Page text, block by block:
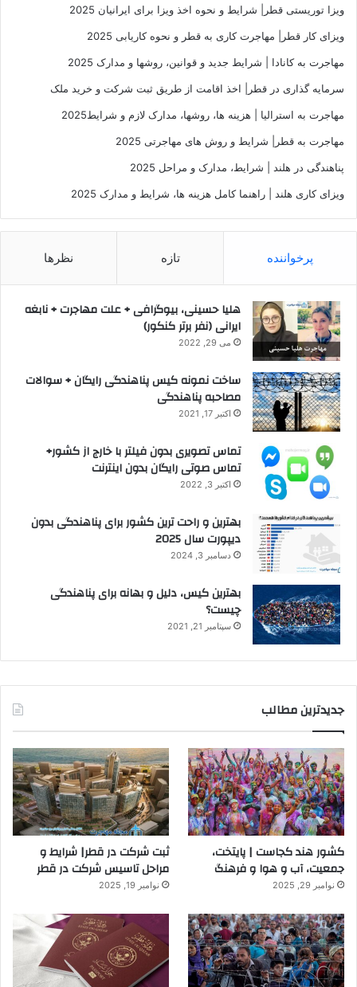
ویزا توریستی قطر| شرایط و نحوه اخذ ویزا برای ایرانیان 2025
ویزای کار قطر| مهاجرت کاری به قطر و نحوه کاریابی 2025
مهاجرت به کانادا | شرایط جدید و قوانین، روشها و مدارک 2025
سرمایه گذاری در قطر| اخذ اقامت از طریق ثبت شرکت و خرید ملک
مهاجرت به استرالیا | هزینه ها، روشها، مدارک لازم و شرایط2025
مهاجرت به قطر| شرایط و روش های مهاجرتی 2025
پناهندگی در هلند | شرایط، مدارک و مراحل 2025
ویزای کاری هلند | راهنما کامل هزینه ها، شرایط و مدارک 2025
پرخواننده تازه نظرها
هلیا حسینی، بیوگرافی + علت مهاجرت + نابغه
ایرانی (نفر برتر کنکور)
می 29, 2022
ساخت نمونه کیس پناهندگی رایگان + سوالات
مصاحبه پناهندگی
اکتبر 17, 2021
تماس تصویری بدون فیلتر با خارج از کشور+
تماس صوتی رایگان بدون اینترنت
اکتبر 3, 2022
بهترین و راحت ترین کشور برای پناهندگی بدون
دیپورت سال 2025
دسامبر 3, 2024
بهترین کیس، دلیل و بهانه برای پناهندگی
چیست؟
سپتامبر 21, 2021
جدیدترین مطالب
کشور هند کجاست | پایتخت،
جمعیت، آب و هوا و فرهنگ
نوامبر 29, 2025
ثبت شرکت در قطر| شرایط و
مراحل تاسیس شرکت در قطر
نوامبر 19, 2025